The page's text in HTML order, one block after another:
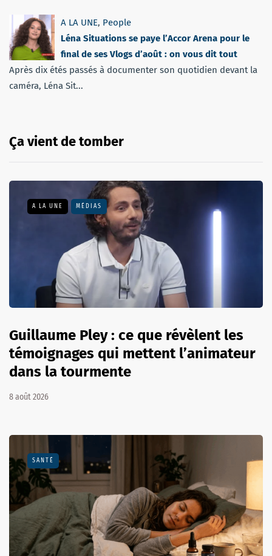
A LA UNE, People
Léna Situations se paye l’Accor Arena pour le
final de ses Vlogs d’août : on vous dit tout
Après dix étés passés à documenter son quotidien devant la
caméra, Léna Sit...
Ça vient de tomber
A LA UNE MÉDIAS
Guillaume Pley : ce que révèlent les
témoignages qui mettent l’animateur
dans la tourmente
8 août 2026
SANTÉ